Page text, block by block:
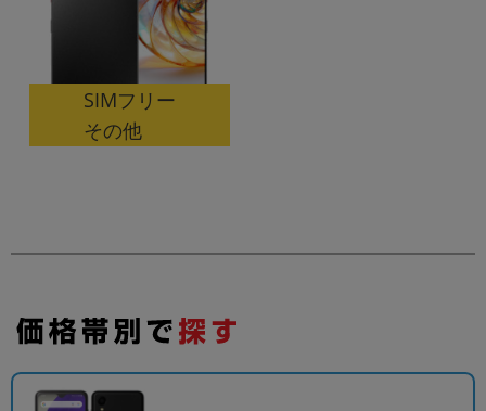
SIMフリー
その他